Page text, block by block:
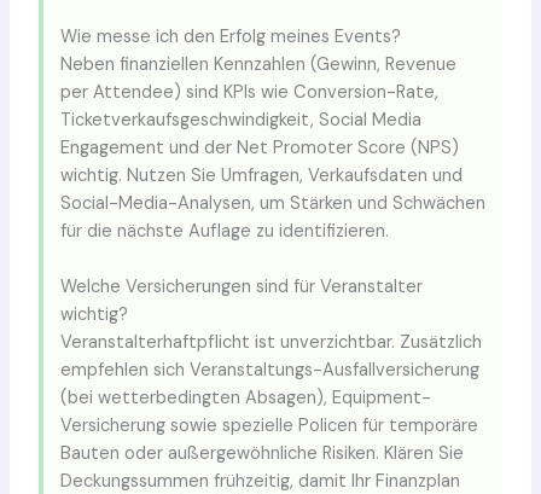
Wie messe ich den Erfolg meines Events?
Neben finanziellen Kennzahlen (Gewinn, Revenue
per Attendee) sind KPIs wie Conversion-Rate,
Ticketverkaufsgeschwindigkeit, Social Media
Engagement und der Net Promoter Score (NPS)
wichtig. Nutzen Sie Umfragen, Verkaufsdaten und
Social-Media-Analysen, um Stärken und Schwächen
für die nächste Auflage zu identifizieren.
Welche Versicherungen sind für Veranstalter
wichtig?
Veranstalterhaftpflicht ist unverzichtbar. Zusätzlich
empfehlen sich Veranstaltungs-Ausfallversicherung
(bei wetterbedingten Absagen), Equipment-
Versicherung sowie spezielle Policen für temporäre
Bauten oder außergewöhnliche Risiken. Klären Sie
Deckungssummen frühzeitig, damit Ihr Finanzplan